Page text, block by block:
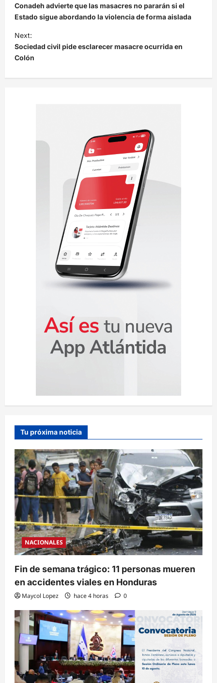
a
v
e
g
a
c
Conadeh advierte que las masacres no pararán si el
Estado sigue abordando la violencia de forma aislada
Next:
Sociedad civil pide esclarecer masacre ocurrida en
Colón
Tu próxima noticia
NACIONALES
Fin de semana trágico: 11 personas mueren
en accidentes viales en Honduras
Maycol Lopez hace 4 horas 0